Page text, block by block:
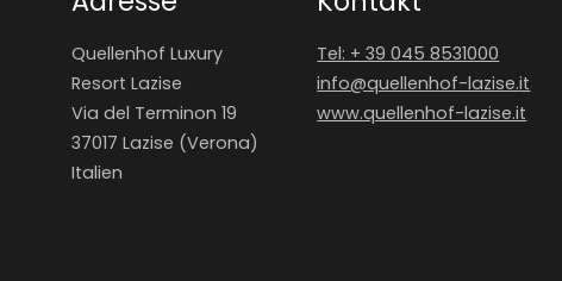
Quellenhof Luxury
Resort Lazise
Via del Terminon 19
37017 Lazise (Verona)
Italien
Tel: + 39 045 8531000
info@quellenhof-lazise.it
www.quellenhof-lazise.it